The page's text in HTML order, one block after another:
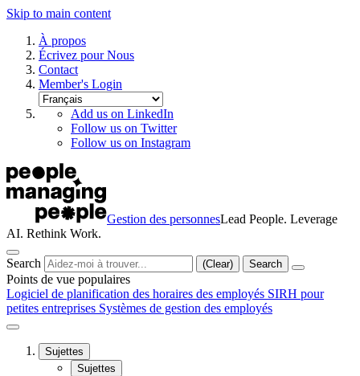
Skip to main content
À propos
Écrivez pour Nous
Contact
Member's Login
Add us on LinkedIn
Follow us on Twitter
Follow us on Instagram
Gestion des personnesLead People. Leverage
AI. Rethink Work.
Search (Clear) Search
Points de vue populaires
Logiciel de planification des horaires des employés SIRH pour
petites entreprises Systèmes de gestion des employés
Sujettes
Sujettes